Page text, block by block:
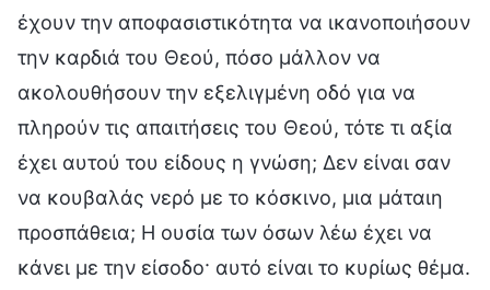
έχουν την αποφασιστικότητα να ικανοποιήσουν
την καρδιά του Θεού, πόσο μάλλον να
ακολουθήσουν την εξελιγμένη οδό για να
πληρούν τις απαιτήσεις του Θεού, τότε τι αξία
έχει αυτού του είδους η γνώση; Δεν είναι σαν
να κουβαλάς νερό με το κόσκινο, μια μάταιη
προσπάθεια; Η ουσία των όσων λέω έχει να
κάνει με την είσοδο· αυτό είναι το κυρίως θέμα.